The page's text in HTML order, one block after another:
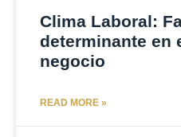
Clima Laboral:
determinante en
negocio
READ MORE »